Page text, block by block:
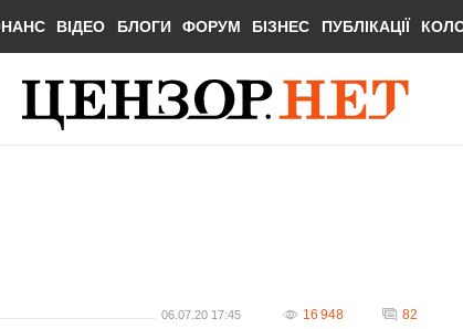
ВІДЕО БЛОГИ ФОРУМ БІЗНЕС ПУБЛІКАЦІЇ
06.07.20 17:45 16 948 82